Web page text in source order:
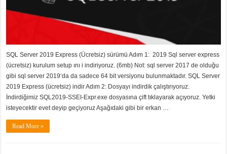
SQL Server 2019 Express (Ücretsiz) sürümü Adım 1: 2019 Sql server express
(ücretsiz) kurulum setup ını i indiriyoruz. (6mb) Not: sql server 2017 de olduğu
gibi sql server 2019‘da da sadece 64 bit versiyonu bulunmaktadır. SQL Server
2019 Express (ücretsiz) indir Adım 2: Dosyayı indirdik çalıştırıyoruz.
İndirdiğimiz SQL2019-SSEI-Expr.exe dosyasına çift tıklayarak açıyoruz. Yetki
isteyecektir evet deyip geçiyoruz Aşağıdaki gibi bir erkan …
Read More »